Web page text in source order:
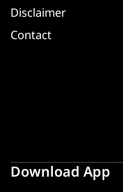
Disclaimer
Contact
Download App